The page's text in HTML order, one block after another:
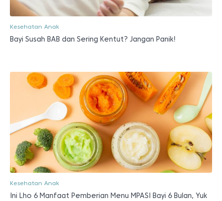
Kesehatan Anak
Bayi Susah BAB dan Sering Kentut? Jangan Panik!
Kesehatan Anak
Ini Lho 6 Manfaat Pemberian Menu MPASI Bayi 6 Bulan, Yuk